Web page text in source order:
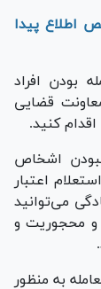
اطلاع پیدا
بودن افراد
قضایی
کنید.
نبودن اشخاص
اعتبار
می‌توانید
و محجوریت و
به منظور